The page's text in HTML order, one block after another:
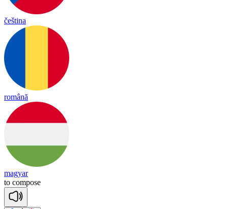
čeština
română
magyar
to compose